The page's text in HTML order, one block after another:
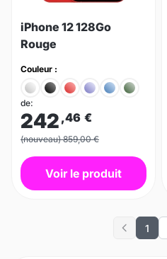
iPhone 12 128Go
Rouge
Couleur :
de:
242 ,46 €
(nouveau) 859,00 €
Voir le produit
Previous
1